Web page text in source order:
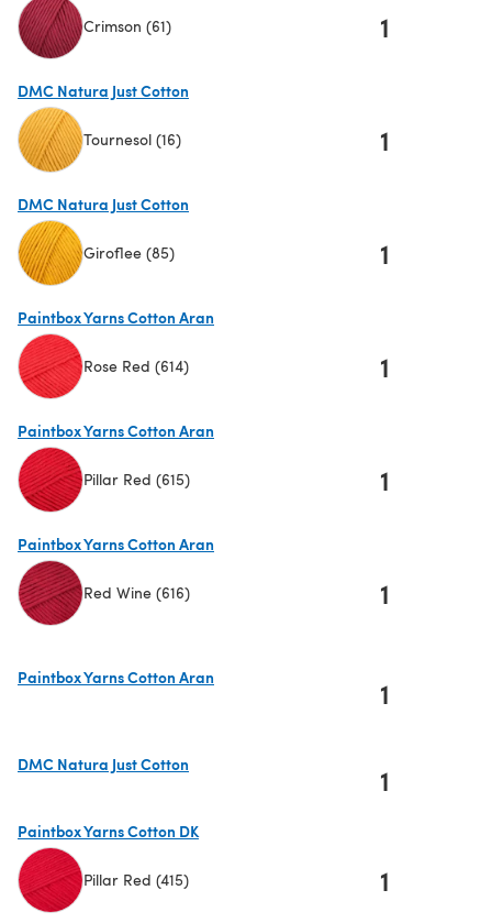
Crimson (61) 1
DMC Natura Just Cotton
Tournesol (16) 1
DMC Natura Just Cotton
Giroflee (85) 1
Paintbox Yarns Cotton Aran
Rose Red (614) 1
Paintbox Yarns Cotton Aran
Pillar Red (615) 1
Paintbox Yarns Cotton Aran
Red Wine (616) 1
Paintbox Yarns Cotton Aran
1
DMC Natura Just Cotton
1
Paintbox Yarns Cotton DK
Pillar Red (415) 1